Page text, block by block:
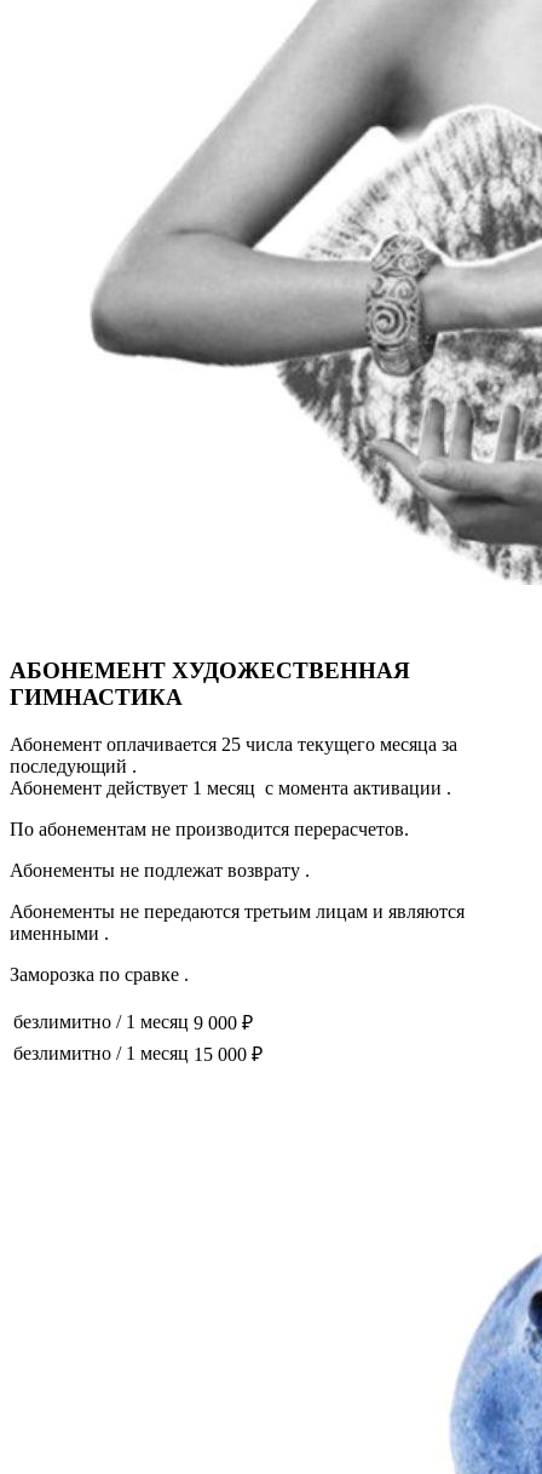
АБОНЕМЕНТ ХУДОЖЕСТВЕННАЯ
ГИМНАСТИКА
Абонемент оплачивается 25 числа текущего месяца за
последующий .
​​​​​​​Абонемент действует 1 месяц с момента активации .
По абонементам не производится перерасчетов.
Абонементы не подлежат возврату .
Абонементы не передаются третьим лицам и являются
именными .
Заморозка по сравке .
безлимитно / 1 месяц 9 000 ₽
безлимитно / 1 месяц 15 000 ₽